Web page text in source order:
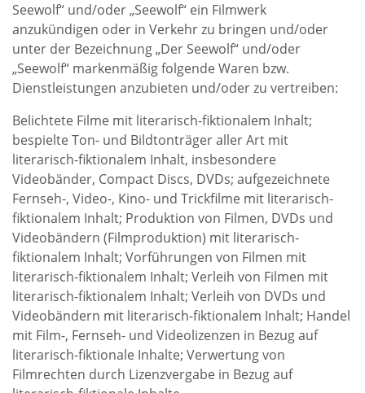
Seewolf“ und/oder „Seewolf“ ein Filmwerk
anzukündigen oder in Verkehr zu bringen und/oder
unter der Bezeichnung „Der Seewolf“ und/oder
„Seewolf“ markenmäßig folgende Waren bzw.
Dienstleistungen anzubieten und/oder zu vertreiben:
Belichtete Filme mit literarisch-fiktionalem Inhalt;
bespielte Ton- und Bildtonträger aller Art mit
literarisch-fiktionalem Inhalt, insbesondere
Videobänder, Compact Discs, DVDs; aufgezeichnete
Fernseh-, Video-, Kino- und Trickfilme mit literarisch-
fiktionalem Inhalt; Produktion von Filmen, DVDs und
Videobändern (Filmproduktion) mit literarisch-
fiktionalem Inhalt; Vorführungen von Filmen mit
literarisch-fiktionalem Inhalt; Verleih von Filmen mit
literarisch-fiktionalem Inhalt; Verleih von DVDs und
Videobändern mit literarisch-fiktionalem Inhalt; Handel
mit Film-, Fernseh- und Videolizenzen in Bezug auf
literarisch-fiktionale Inhalte; Verwertung von
Filmrechten durch Lizenzvergabe in Bezug auf